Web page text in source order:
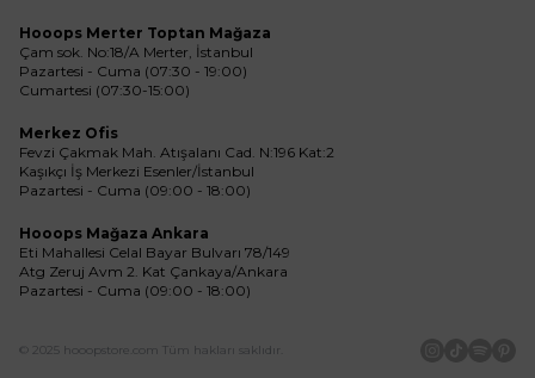
Hooops Merter Toptan Mağaza
Çam sok. No:18/A Merter, İstanbul
Pazartesi - Cuma (07:30 - 19:00)
Cumartesi (07:30-15:00)
Merkez Ofis
Fevzi Çakmak Mah. Atışalanı Cad. N:196 Kat:2
Kaşıkçı İş Merkezi Esenler/İstanbul
Pazartesi - Cuma (09:00 - 18:00)
Hooops Mağaza Ankara
Eti Mahallesi Celal Bayar Bulvarı 78/149
Atg Zeruj Avm 2. Kat Çankaya/Ankara
Pazartesi - Cuma (09:00 - 18:00)
© 2025 hooopstore.com Tüm hakları saklıdır.